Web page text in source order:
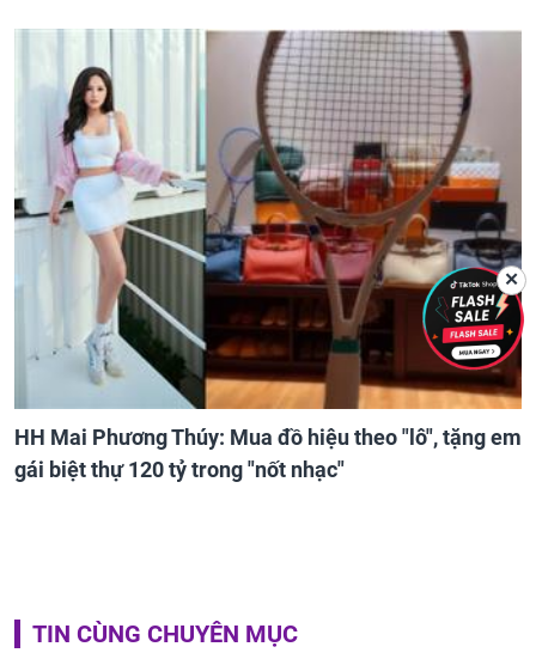
HH Mai Phương Thúy: Mua đồ hiệu theo "lô", tặng em
gái biệt thự 120 tỷ trong "nốt nhạc"
TIN CÙNG CHUYÊN MỤC
✕